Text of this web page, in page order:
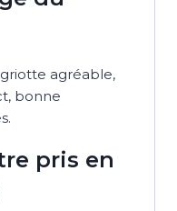
agréable,
bonne
pris en